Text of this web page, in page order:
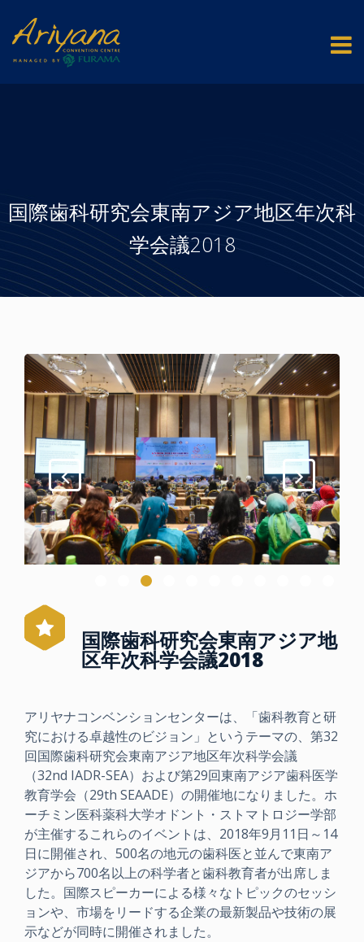
国際歯科研究会東南アジア地区年次科
学会議2018
国際歯科研究会東南アジア地
区年次科学会議2018
アリヤナコンベンションセンターは、「歯科教育と研
究における卓越性のビジョン」というテーマの、第32
回国際歯科研究会東南アジア地区年次科学会議
（32nd IADR-SEA）および第29回東南アジア歯科医学
教育学会（29th SEAADE）の開催地になりました。ホ
ーチミン医科薬科大学オドント・ストマトロジー学部
が主催するこれらのイベントは、2018年9月11日～14
日に開催され、500名の地元の歯科医と並んで東南ア
ジアから700名以上の科学者と歯科教育者が出席しま
した。国際スピーカーによる様々なトピックのセッシ
ョンや、市場をリードする企業の最新製品や技術の展
示などが同時に開催されました。